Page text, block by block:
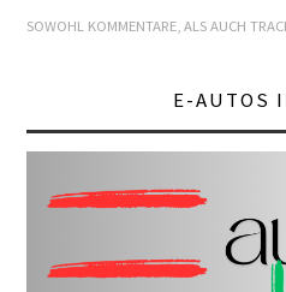
SOWOHL KOMMENTARE, ALS AUCH
E-AUTOS